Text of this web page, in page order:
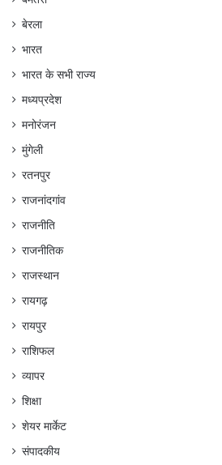
बेरला
भारत
भारत के सभी राज्य
मध्यप्रदेश
मनोरंजन
मुंगेली
रतनपुर
राजनांदगांव
राजनीति
राजनीतिक
राजस्थान
रायगढ़
रायपुर
राशिफल
व्यापर
शिक्षा
शेयर मार्केट
संपादकीय